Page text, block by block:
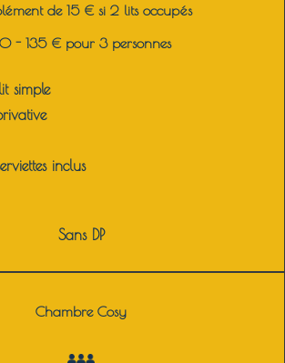
de 15 € si 2 lits occupés
- 135 € pour 3 personnes
simple
rivative
inclus
Sans DP
Chambre Cosy